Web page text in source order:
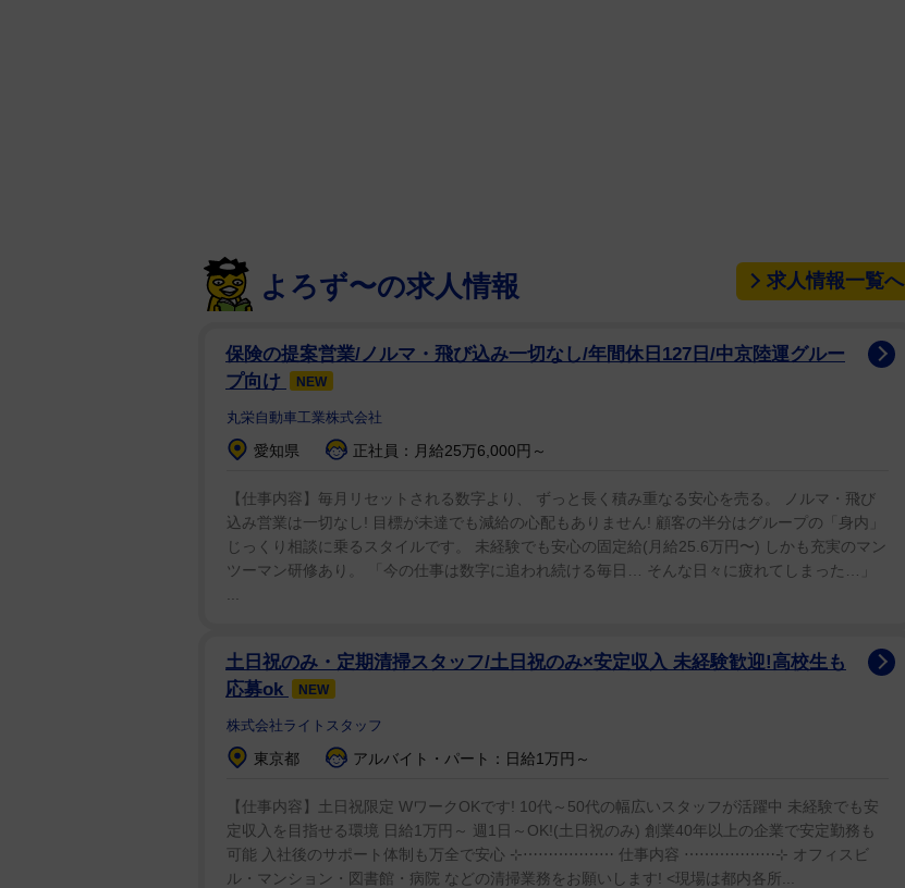
【問題２】四文字熟語クイズです。□に入る文字は?
草や木までも敵に見えてしまうほど、ひどく恐れている状態です。
よろず〜の求人情報 求人情報一覧へ
保険の提案営業/ノルマ・飛び込み一切なし/年間休日127日/中京陸運グルー
プ向け
NEW
丸栄自動車工業株式会社
愛知県 正社員：月給25万6,000円～
【仕事内容】毎月リセットされる数字より、 ずっと長く積み重なる安心を売る。 ノルマ・飛び
込み営業は一切なし! 目標が未達でも減給の心配もありません! 顧客の半分はグループの「身内」
じっくり相談に乗るスタイルです。 未経験でも安心の固定給(月給25.6万円〜) しかも充実のマン
ツーマン研修あり。 「今の仕事は数字に追われ続ける毎日… そんな日々に疲れてしまった…」
土日祝のみ・定期清掃スタッフ/土日祝のみ×安定収入 未経験歓迎!高校生も
応募ok
NEW
株式会社ライトスタッフ
東京都 アルバイト・パート：日給1万円～
【仕事内容】土日祝限定 WワークOKです! 10代～50代の幅広いスタッフが活躍中 未経験でも安
定収入を目指せる環境 日給1万円～ 週1日～OK!(土日祝のみ) 創業40年以上の企業で安定勤務も
可能 入社後のサポート体制も万全で安心 ⊹⋯⋯⋯⋯⋯⋯ 仕事内容 ⋯⋯⋯⋯⋯⋯⊹ オフィスビ
ル・マンション・図書館・病院 などの清掃業務をお願いします! <現場は都内各所...